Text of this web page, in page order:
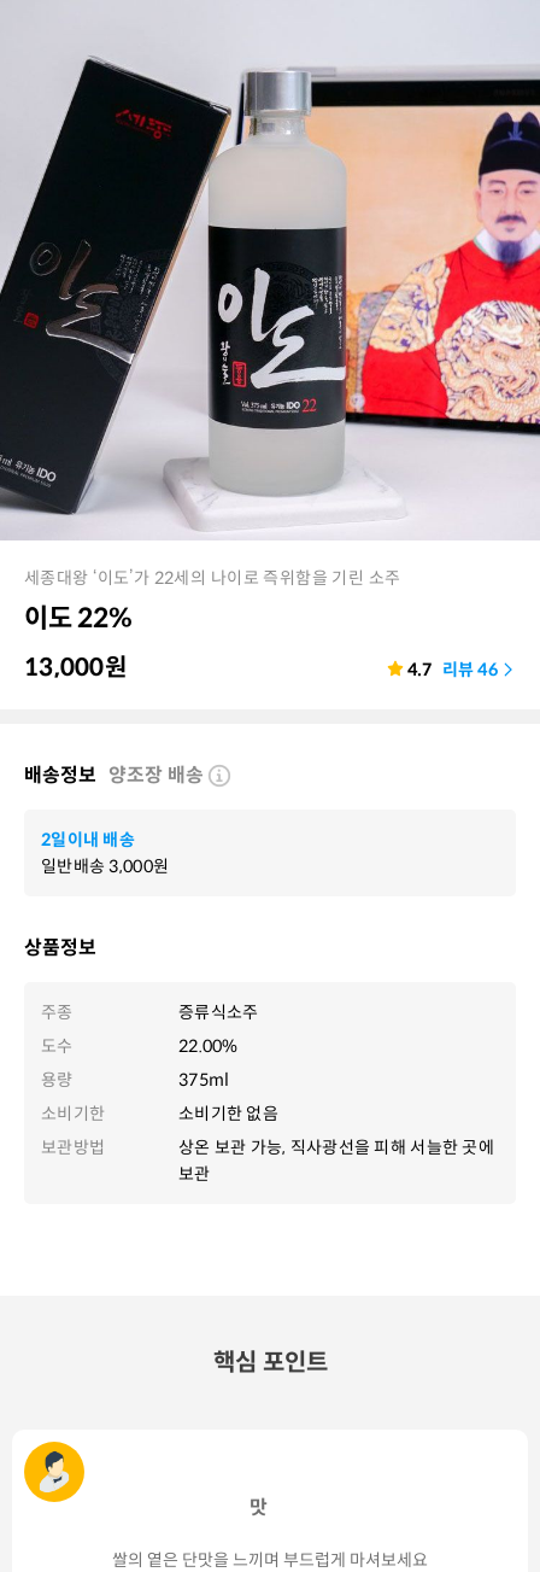
세종대왕 ‘이도’가 22세의 나이로 즉위함을 기린 소주
이도 22%
13,000원 4.7 리뷰46
상품정보
주종
증류식소주
도수
22.00%
용량
375ml
소비기한
소비기한 없음
보관방법
상온 보관 가능, 직사광선을 피해 서늘한 곳에
보관
배송정보 양조장 배송
2일이내 배송
일반배송3,000원
핵심 포인트
맛
쌀의 옅은 단맛을 느끼며 부드럽게 마셔보세요